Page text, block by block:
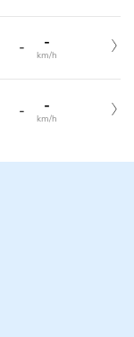
- -
km/h
- -
km/h